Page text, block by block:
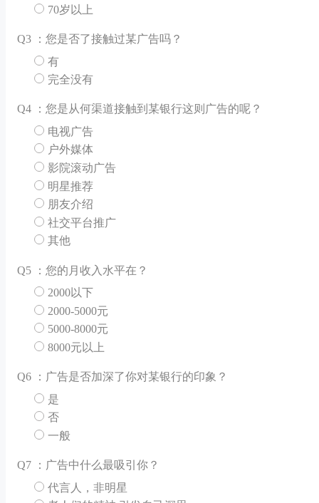
70岁以上
Q3 ：您是否了接触过某广告吗？
有
完全没有
Q4 ：您是从何渠道接触到某银行这则广告的呢？
电视广告
户外媒体
影院滚动广告
明星推荐
朋友介绍
社交平台推广
其他
Q5 ：您的月收入水平在？
2000以下
2000-5000元
5000-8000元
8000元以上
Q6 ：广告是否加深了你对某银行的印象？
是
否
一般
Q7 ：广告中什么最吸引你？
代言人，非明星